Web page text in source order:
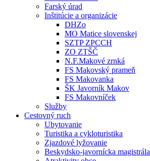
Farský úrad
Inštitúcie a organizácie
DHZo
MO Matice slovenskej
SZTP ZPCCH
ZO ZTŠČ
N.F.Makové zrnká
FS Makovský prameň
FS Makovanka
ŠK Javorník Makov
FS Makovníček
Služby
Cestovný ruch
Ubytovanie
Turistika a cykloturistika
Zjazdové lyžovanie
Beskydsko-javornícka magistrála